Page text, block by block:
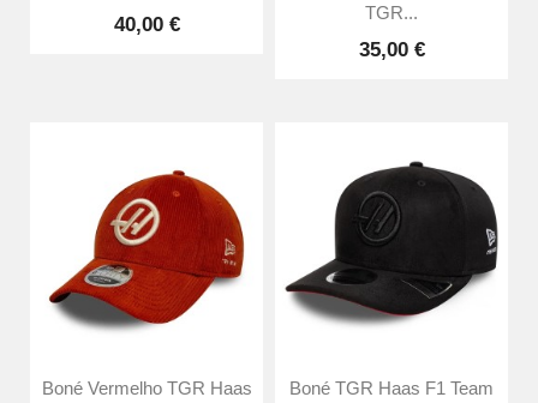
40,00 €
TGR...
35,00 €
Boné Vermelho TGR Haas
Boné TGR Haas F1 Team